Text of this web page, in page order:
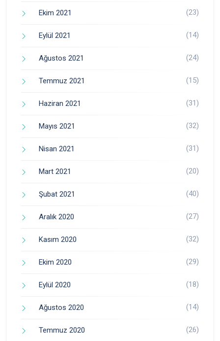
Ekim 2021 (23)
Eylül 2021 (14)
Ağustos 2021 (24)
Temmuz 2021 (15)
Haziran 2021 (31)
Mayıs 2021 (32)
Nisan 2021 (31)
Mart 2021 (20)
Şubat 2021 (40)
Aralık 2020 (27)
Kasım 2020 (32)
Ekim 2020 (29)
Eylül 2020 (18)
Ağustos 2020 (14)
Temmuz 2020 (26)